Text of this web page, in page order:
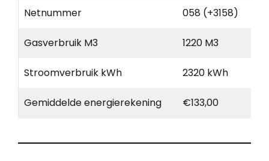
Netnummer 058 (+3158)
Gasverbruik M3 1220 M3
Stroomverbruik kWh 2320 kWh
Gemiddelde energierekening €133,00